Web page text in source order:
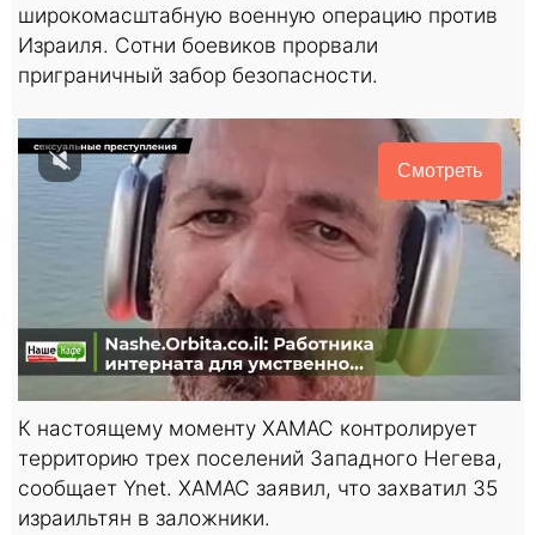
широкомасштабную военную операцию против
Израиля. Сотни боевиков прорвали
приграничный забор безопасности.
Смотреть
К настоящему моменту ХАМАС контролирует
территорию трех поселений Западного Негева,
сообщает Ynet. ХАМАС заявил, что захватил 35
израильтян в заложники.